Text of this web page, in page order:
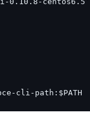
cli-path:$PATH